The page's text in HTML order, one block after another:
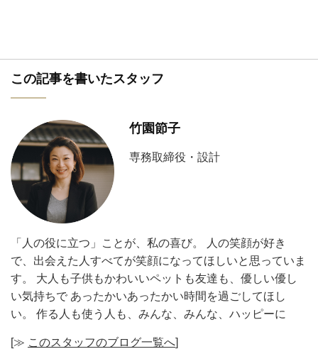
この記事を書いたスタッフ
竹園節子
専務取締役・設計
「人の役に立つ」ことが、私の喜び。 人の笑顔が好き
で、出会えた人すべてが笑顔になってほしいと思っていま
す。 大人も子供もかわいいペットも友達も、優しい優し
い気持ちで あったかいあったかい時間を過ごしてほし
い。 作る人も使う人も、みんな、みんな、ハッピーに
[≫ このスタッフのブログ一覧へ]